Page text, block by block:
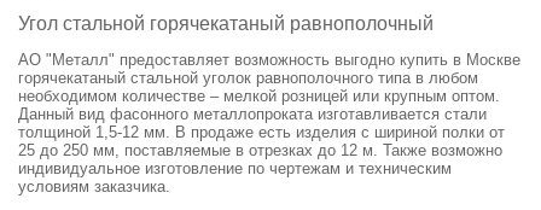
Угол стальной горячекатаный равнополочный
АО "Металл" предоставляет возможность выгодно купить в Москве
горячекатаный стальной уголок равнополочного типа в любом
необходимом количестве – мелкой розницей или крупным оптом.
Данный вид фасонного металлопроката изготавливается стали
толщиной 1,5-12 мм. В продаже есть изделия с шириной полки от
25 до 250 мм, поставляемые в отрезках до 12 м. Также возможно
индивидуальное изготовление по чертежам и техническим
условиям заказчика.